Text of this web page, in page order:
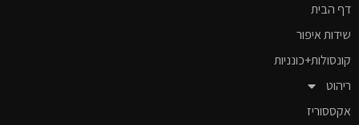
דף הבית
שידות איפור
קונסולות+כונניות
ריהוט
אקססוריז